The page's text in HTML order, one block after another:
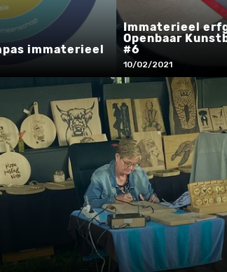
immaterieel
Immaterieel
Openbaar
#6
10/02/2021